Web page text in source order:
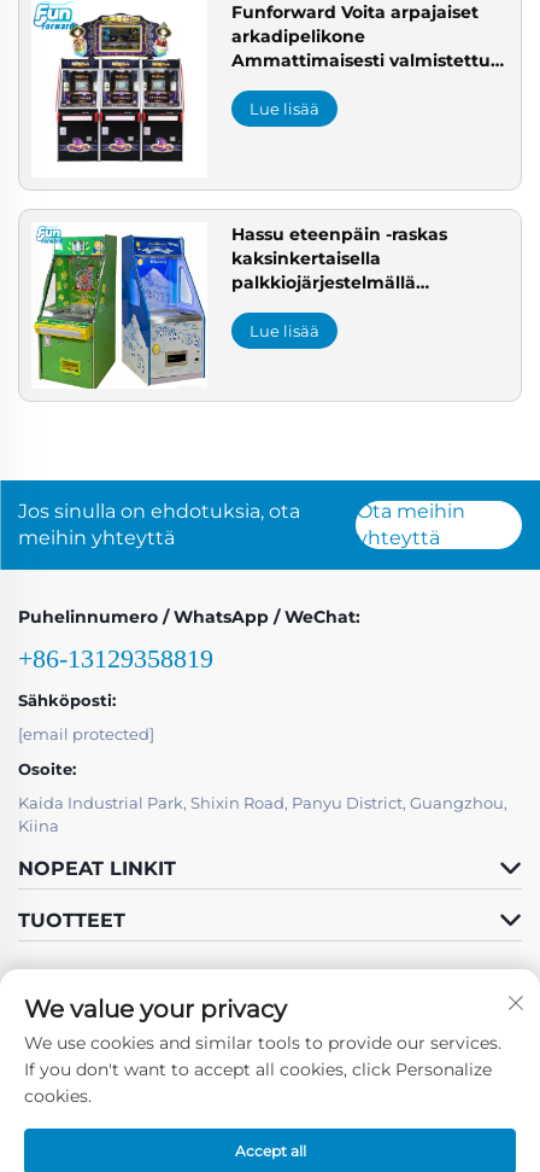
Funforward Voita arpajaiset
arkadipelikone
Ammattimaisesti valmistettu
Metallinen Kolikkopuskuri
Myytävänä Viihdekeskukseen
Lue lisää
Hassu eteenpäin -raskas
kaksinkertaisella
palkkiojärjestelmällä
maksimoi tuotot todetulla
ROI:lla ja täydellisellä
Lue lisää
Jos sinulla on ehdotuksia, ota
meihin yhteyttä
Ota meihin
yhteyttä
Puhelinnumero / WhatsApp / WeChat:
+86-13129358819
Sähköposti:
[email protected]
Osoite:
Kaida Industrial Park, Shixin Road, Panyu District, Guangzhou,
Kiina
NOPEAT LINKIT
TUOTTEET
Seuraa meitä
Tekijänoikeus © Guangzhou Fun Forward Technology Co., Ltd -
We value your privacy
We use cookies and similar tools to provide our services.
If you don't want to accept all cookies, click Personalize
cookies.
Accept all